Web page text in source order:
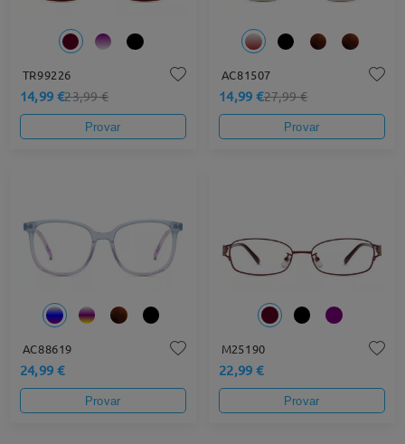
TR99226
14,99 €23,99 €
Provar
AC81507
14,99 €27,99 €
Provar
AC88619
24,99 €
Provar
M25190
22,99 €
Provar